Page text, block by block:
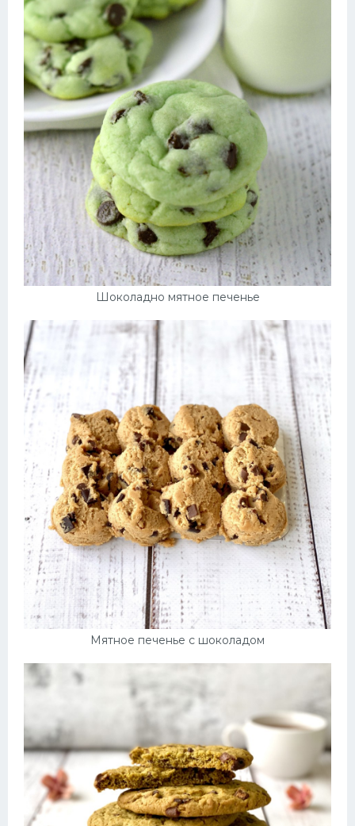
Шоколадно мятное печенье
Мятное печенье с шоколадом